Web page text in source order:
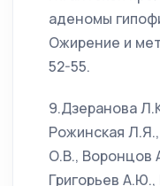
аденомы
Ожирение и
52-55.
9.Дзеранова
Рожинская
О.В., Воронцов
Григорьев А.Ю.,